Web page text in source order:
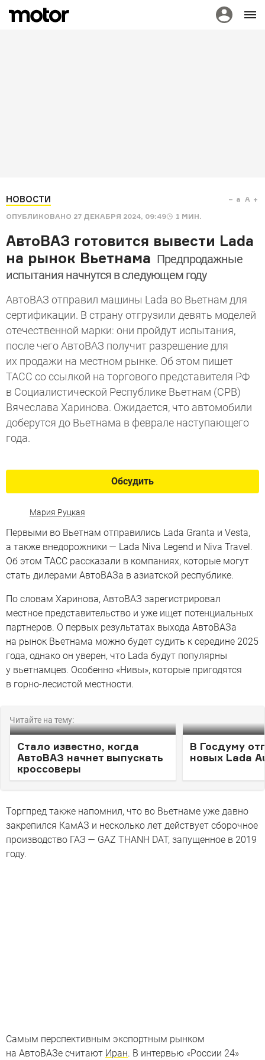
НОВОСТИ
ОПУБЛИКОВАНО 27 ДЕКАБРЯ 2024, 09:49 1 МИН.
a A
АвтоВАЗ готовится вывести Lada
на рынок Вьетнама Предпродажные
испытания начнутся в следующем году
АвтоВАЗ отправил машины Lada во Вьетнам для
сертификации. В страну отгрузили девять моделей
отечественной марки: они пройдут испытания,
после чего АвтоВАЗ получит разрешение для
их продажи на местном рынке. Об этом пишет
ТАСС со ссылкой на торгового представителя РФ
в Социалистической Республике Вьетнам (СРВ)
Вячеслава Харинова. Ожидается, что автомобили
доберутся до Вьетнама в феврале наступающего
года.
Обсудить
Мария Руцкая
Первыми во Вьетнам отправились Lada Granta и Vesta,
а также внедорожники — Lada Niva Legend и Niva Travel.
Об этом ТАСС рассказали в компаниях, которые могут
стать дилерами АвтоВАЗа в азиатской республике.
По словам Харинова, АвтоВАЗ зарегистрировал
местное представительство и уже ищет потенциальных
партнеров. О первых результатах выхода АвтоВАЗа
на рынок Вьетнама можно будет судить к середине 2025
года, однако он уверен, что Lada будут популярны
у вьетнамцев. Особенно «Нивы», которые пригодятся
в горно-лесистой местности.
Читайте на тему:
Стало известно, когда
АвтоВАЗ начнет выпускать
кроссоверы
В Госдуму
новых Lada
Торгпред также напомнил, что во Вьетнаме уже давно
закрепился КамАЗ и несколько лет действует сборочное
производство ГАЗ — GAZ THANH DAT, запущенное в 2019
году.
Самым перспективным экспортным рынком
на АвтоВАЗе считают Иран. В интервью «России 24»